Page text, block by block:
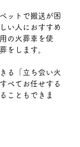
ットで搬送が困
い人におすすめ
の火葬車を使
をします。
る「立ち会い火
べてお任せする
こともできま